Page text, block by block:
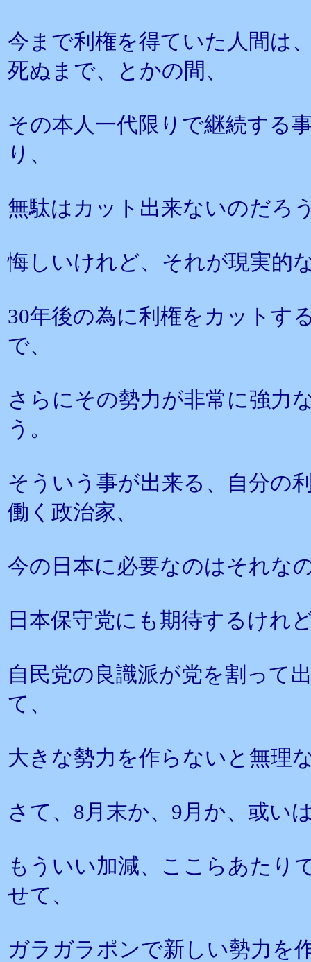
今まで利権を得ていた人間は
死ぬまで、とかの間、
その本人一代限りで継続する
り、
無駄はカット出来ないのだろ
悔しいけれど、それが現実的
30年後の為に利権をカットす
で、
さらにその勢力が非常に強力
う。
そういう事が出来る、自分の
働く政治家、
今の日本に必要なのはそれな
日本保守党にも期待するけれ
自民党の良識派が党を割って
て、
大きな勢力を作らないと無理
さて、8月末か、9月か、或い
もういい加減、ここらあたり
せて、
ガラガラポンで新しい勢力を